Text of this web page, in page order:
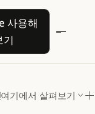
사용해
기
Claude 사용해 보기
개선
여기에서 살펴보기